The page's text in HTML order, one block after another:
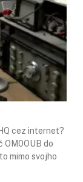
cez internet?
OM0OUB do
mimo svojho